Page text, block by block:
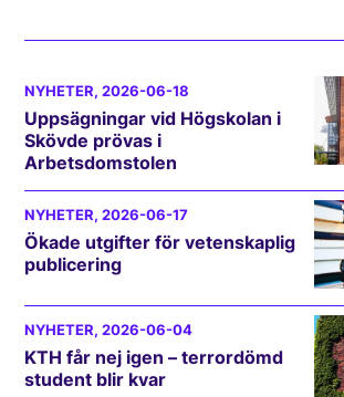
NYHETER, 2026-06-18
Uppsägningar vid Högskolan i
Skövde prövas i
Arbetsdomstolen
NYHETER, 2026-06-17
Ökade utgifter för vetenskaplig
publicering
NYHETER, 2026-06-04
KTH får nej igen – terrordömd
student blir kvar